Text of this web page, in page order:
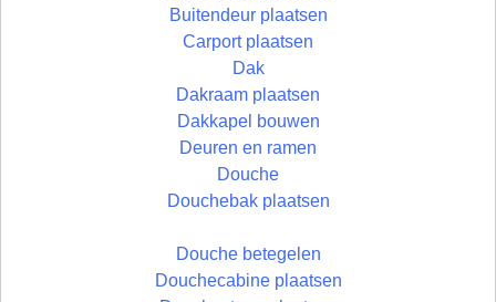
Buitendeur plaatsen
Carport plaatsen
Dak
Dakraam plaatsen
Dakkapel bouwen
Deuren en ramen
Douche
Douchebak plaatsen
Douche betegelen
Douchecabine plaatsen